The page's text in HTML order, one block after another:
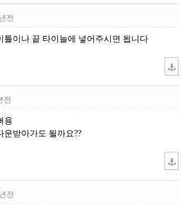
전
틀이나 끝 타이늘에 넣어주시면 됩니다
전
용
운받아가도 될까요??
전